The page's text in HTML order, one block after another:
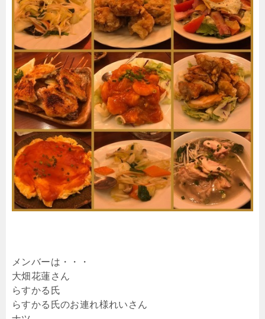
メンバーは・・・
大畑花蓮さん
らすかる氏
らすかる氏のお連れ様れいさん